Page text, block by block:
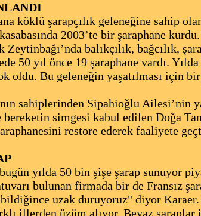
köklü şarapçılık geleneğine sahip
2003’te bir şaraphane
balıkçılık, bağcılık,
50 yıl önce 19 şaraphane vardı.
oldu. Bu geleneğin yaşatılması için
sahiplerinden Sipahioğlu Ailesi’nin
simgesi kabul edilen Doğa
restore ederek faaliyete
yılda 50 bin şişe şarap sunuyor
bulunan firmada bir de Fransız
uzak duruyoruz" diyor Karaer.
illerden üzüm alıyor. Beyaz şaraplar